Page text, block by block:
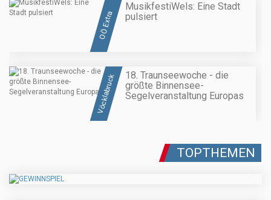
OÖ Extra
MusikfestiWels: Eine Stadt
pulsiert
Vöcklabruck
18. Traunseewoche - die
größte Binnensee-
Segelveranstaltung Europas
TOPTHEMEN